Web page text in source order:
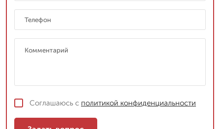
Соглашаюсь с политикой конфиденциальности